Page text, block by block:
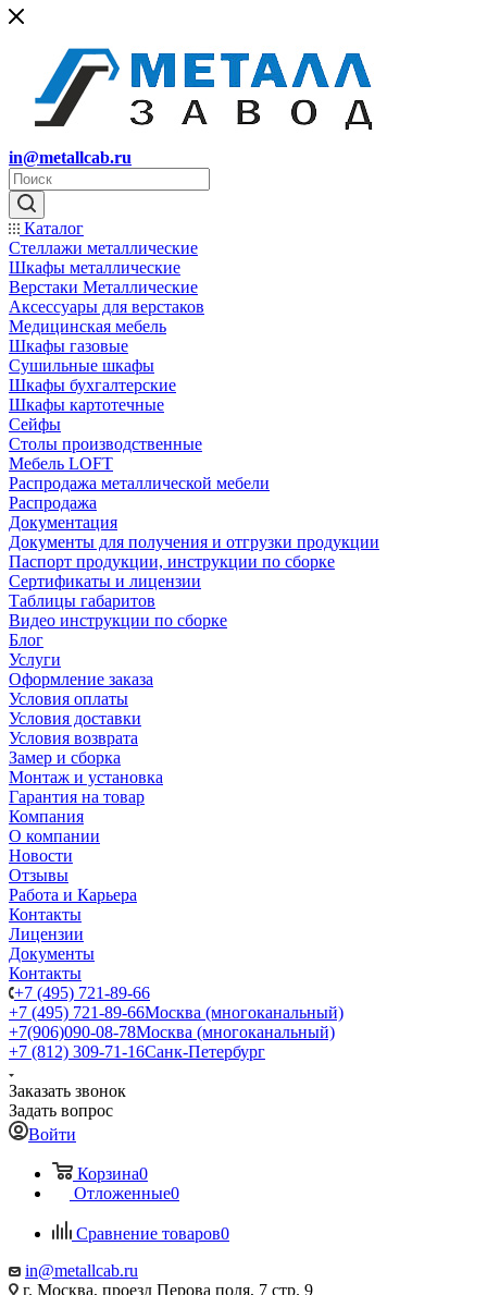
in@metallcab.ru
Каталог
Стеллажи металлические
Шкафы металлические
Верстаки Металлические
Аксессуары для верстаков
Медицинская мебель
Шкафы газовые
Сушильные шкафы
Шкафы бухгалтерские
Шкафы картотечные
Сейфы
Столы производственные
Мебель LOFT
Распродажа металлической мебели
Распродажа
Документация
Документы для получения и отгрузки продукции
Паспорт продукции, инструкции по сборке
Сертификаты и лицензии
Таблицы габаритов
Видео инструкции по сборке
Блог
Услуги
Оформление заказа
Условия оплаты
Условия доставки
Условия возврата
Замер и сборка
Монтаж и установка
Гарантия на товар
Компания
О компании
Новости
Отзывы
Работа и Карьера
Контакты
Лицензии
Документы
Контакты
+7 (495) 721-89-66
+7 (495) 721-89-66Москва (многоканальный)
+7(906)090-08-78Москва (многоканальный)
+7 (812) 309-71-16Санк-Петербург
Заказать звонок
Задать вопрос
Войти
Корзина0
Отложенные0
Сравнение товаров0
in@metallcab.ru
г. Москва, проезд Перова поля, 7 стр. 9